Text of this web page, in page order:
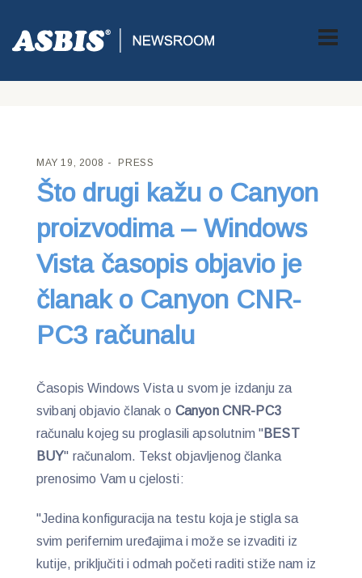
ASBIS CROATIA PRESS> ŠTO DRUGI KAŽU O CANYON
PROIZVODIMA – WINDOWS VISTA ČASOPIS OBJAVIO JE
MAY 19, 2008 PRESS
Što drugi kažu o Canyon
proizvodima – Windows
Vista časopis objavio je
članak o Canyon CNR-
PC3 računalu
Časopis Windows Vista u svom je izdanju za
svibanj objavio članak o Canyon CNR-PC3
računalu kojeg su proglasili apsolutnim "BEST
BUY" računalom. Tekst objavljenog članka
prenosimo Vam u cjelosti:
"Jedina konfiguracija na testu koja je stigla sa
svim perifernim uređajima i može se izvaditi iz
kutije, priključiti i odmah početi raditi stiže nam iz